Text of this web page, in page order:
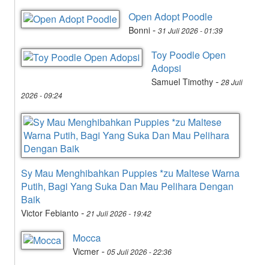
Open Adopt Poodle
Bonni - 31 Juli 2026 - 01:39
Toy Poodle Open
Adopsi
Samuel Timothy - 28 Juli
2026 - 09:24
Sy Mau Menghibahkan Puppies *zu Maltese Warna
Putih, Bagi Yang Suka Dan Mau Pelihara Dengan
Baik
Victor Febianto - 21 Juli 2026 - 19:42
Mocca
Vicmer - 05 Juli 2026 - 22:36